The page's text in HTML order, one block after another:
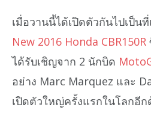
เมื่อวานนี้ได้เปิดตัวกันไปเป็น
New 2016 Honda CBR150R
ได้รับเชิญจาก 2 นักบิด
อย่าง Marc Marquez และ
เปิดตัวใหญ่ครั้งแรกในโลกอี